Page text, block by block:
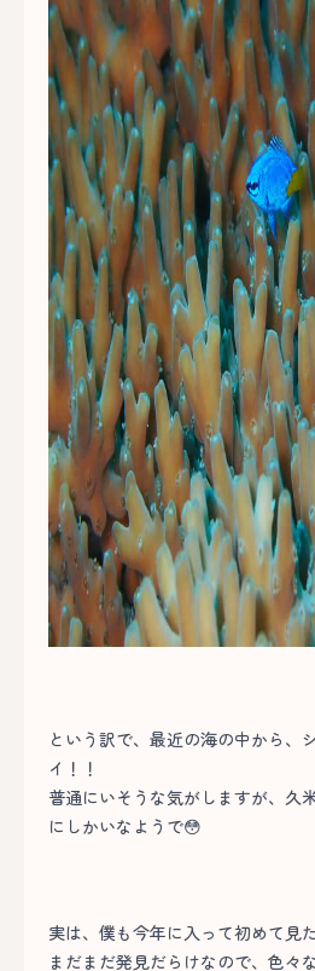
という訳で、最近の海の中から、
イ！！
普通にいそうな気がしますが、久
にしかいなようで😳
実は、僕も今年に入って初めて見
まだまだ発見だらけなので、色々